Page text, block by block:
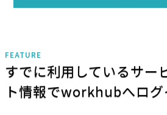
FEATURE
すでに利用しているサー
ト情報でworkhubへログ